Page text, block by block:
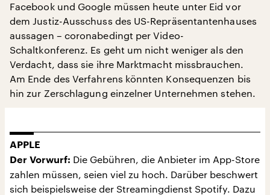
Facebook und Google müssen heute unter Eid vor
dem Justiz-Ausschuss des US-Repräsentantenhauses
aussagen – coronabedingt per Video-
Schaltkonferenz. Es geht um nicht weniger als den
Verdacht, dass sie ihre Marktmacht missbrauchen.
Am Ende des Verfahrens könnten Konsequenzen bis
hin zur Zerschlagung einzelner Unternehmen stehen.
APPLE
Der Vorwurf: Die Gebühren, die Anbieter im App-Store
zahlen müssen, seien viel zu hoch. Darüber beschwert
sich beispielsweise der Streamingdienst Spotify. Dazu